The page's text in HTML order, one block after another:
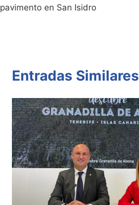
pavimento en San Isidro
Entradas Similares